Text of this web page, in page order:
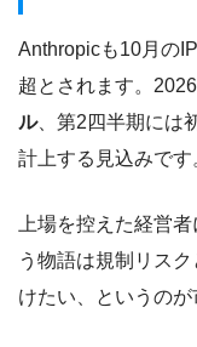
Anthropicも10月の
超とされます。
ル、第2四半期には
計上する見込みです
上場を控えた経営
う物語は規制リス
けたい、というのが